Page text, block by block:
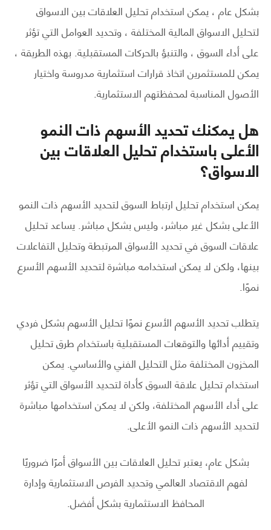
بشكل عام ، يمكن استخدام تحليل العلاقات بين الاسواق
لتحليل الاسواق المالية المختلفة ، وتحديد العوامل التي تؤثر
على أداء السوق ، والتنبؤ بالحركات المستقبلية. بهذه الطريقة ،
يمكن للمستثمرين اتخاذ قرارات استثمارية مدروسة واختيار
الأصول المناسبة لمحفظتهم الاستثمارية.
هل يمكنك تحديد الأسهم ذات النمو
الأعلى باستخدام تحليل العلاقات بين
الاسواق؟
يمكن استخدام تحليل ارتباط السوق لتحديد الأسهم ذات النمو
الأعلى بشكل غير مباشر، وليس بشكل مباشر. يساعد تحليل
علاقات السوق في تحديد الأسواق المرتبطة وتحليل التفاعلات
بينها، ولكن لا يمكن استخدامه مباشرة لتحديد الأسهم الأسرع
نموًا.
يتطلب تحديد الأسهم الأسرع نموًا تحليل الأسهم بشكل فردي
وتقييم أدائها والتوقعات المستقبلية باستخدام طرق تحليل
المخزون المختلفة مثل التحليل الفني والأساسي. يمكن
استخدام تحليل علاقة السوق كأداة لتحديد الأسواق التي تؤثر
على أداء الأسهم المختلفة، ولكن لا يمكن استخدامها مباشرة
لتحديد الأسهم ذات النمو الأعلى.
بشكل عام، يعتبر تحليل العلاقات بين الأسواق أمرًا ضروريًا
لفهم الاقتصاد العالمي وتحديد الفرص الاستثمارية وإدارة
المحافظ الاستثمارية بشكل أفضل.